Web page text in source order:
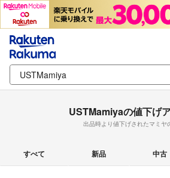
USTMamiyaの値下げ
出品時より値下げされたマミヤ
すべて 新品 中古